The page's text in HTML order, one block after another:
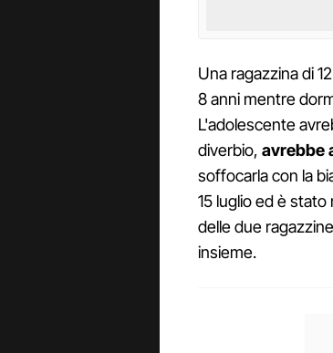
Una ragazzina di
8 anni mentre
L'adolescente
diverbio, avrebbe
soffocarla con la
15 luglio ed è
delle due
insieme.